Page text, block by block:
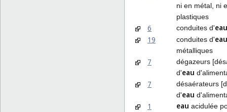
ni en métal, ni
plastiques
6 conduites d'eau
19
conduites d'eau
métalliques
7
dégazeurs
d'eau
7
désaérateurs
d'eau
1 eau acidulée